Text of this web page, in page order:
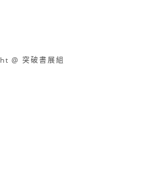
@ 突破書展組